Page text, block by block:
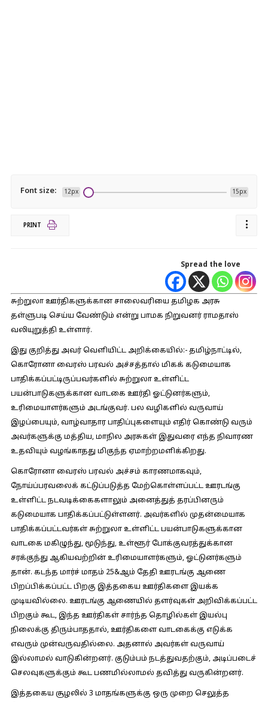
Font size: 12px 15px
PRINT
Spread the love
சுற்றுலா ஊர்திகளுக்கான சாலைவரியை தமிழக அரசு
தள்ளுபடி செய்ய வேண்டும் என்று பாமக நிறுவனர் ராமதாஸ்
வலியுறுத்தி உள்ளார்.
இது குறித்து அவர் வெளியிட்ட அறிக்கையில்:-தமிழ்நாட்டில்,
கொரோனா வைரஸ் பரவல் அச்சத்தால் மிகக் கடுமையாக
பாதிக்கப்பட்டிருப்பவர்களில் சுற்றுலா உள்ளிட்ட
பயன்பாடுகளுக்கான வாடகை ஊர்தி ஓட்டுனர்களும்,
உரிமையாளர்களும் அடங்குவர். பல வழிகளில் வருவாய்
இழப்பையும், வாழ்வாதார பாதிப்புகளையும் எதிர் கொண்டு வரும்
அவர்களுக்கு மத்திய, மாநில அரசுகள் இதுவரை எந்த நிவாரண
உதவியும் வழங்காதது மிகுந்த ஏமாற்றமளிக்கிறது.
கொரோனா வைரஸ் பரவல் அச்சம் காரணமாகவும்,
நோய்ப்பரவலைக் கட்டுப்படுத்த மேற்கொள்ளப்பட்ட ஊரடங்கு
உள்ளிட்ட நடவடிக்கைகளாலும் அனைத்துத் தரப்பினரும்
கடுமையாக பாதிக்கப்பட்டுள்ளனர். அவர்களில் முதன்மையாக
பாதிக்கப்பட்டவர்கள் சுற்றுலா உள்ளிட்ட பயன்பாடுகளுக்கான
வாடகை மகிழுந்து, மூடுந்து, உள்ளூர் போக்குவரத்துக்கான
சரக்குந்து ஆகியவற்றின் உரிமையாளர்களும், ஓட்டுனர்களும்
தான். கடந்த மார்ச் மாதம் 25&ஆம் தேதி ஊரடங்கு ஆணை
பிறப்பிக்கப்பட்ட பிறகு இத்தகைய ஊர்திகளை இயக்க
முடியவில்லை. ஊரடங்கு ஆணையில் தளர்வுகள் அறிவிக்கப்பட்ட
பிறகும் கூட, இந்த ஊர்திகள் சார்ந்த தொழில்கள் இயல்பு
நிலைக்கு திரும்பாததால், ஊர்திகளை வாடகைக்கு எடுக்க
எவரும் முன்வருவதில்லை. அதனால் அவர்கள் வருவாய்
இல்லாமல் வாடுகின்றனர். குடும்பம் நடத்துவதற்கும், அடிப்படைச்
செலவுகளுக்கும் கூட பணமில்லாமல் தவித்து வருகின்றனர்.
இத்தகைய சூழலில் 3 மாதங்களுக்கு ஒரு முறை செலுத்த